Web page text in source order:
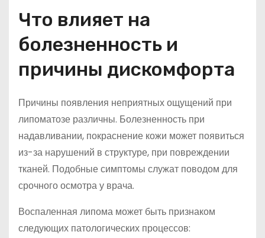
Что влияет на
болезненность и
причины дискомфорта
Причины появления неприятных ощущений при
липоматозе различны. Болезненность при
надавливании, покраснение кожи может появиться
из-за нарушений в структуре, при повреждении
тканей. Подобные симптомы служат поводом для
срочного осмотра у врача.
Воспаленная липома может быть признаком
следующих патологических процессов: